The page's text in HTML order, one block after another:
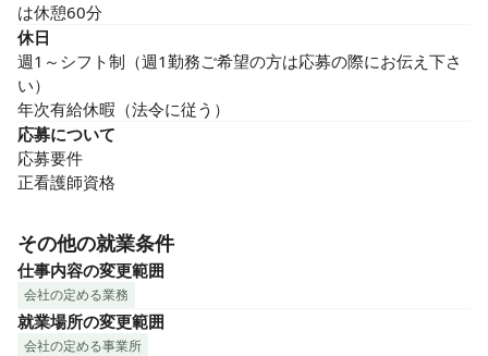
は休憩60分
休日
週1～シフト制（週1勤務ご希望の方は応募の際にお伝え下さ
い）
年次有給休暇（法令に従う）
応募について
応募要件
正看護師資格
その他の就業条件
仕事内容の変更範囲
会社の定める業務
就業場所の変更範囲
会社の定める事業所